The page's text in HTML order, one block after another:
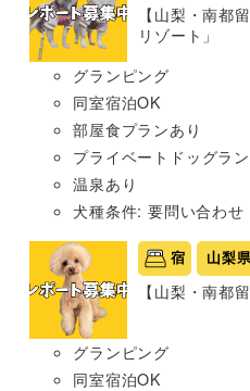
【山梨・南都
リゾート」
グランピング
同室宿泊OK
部屋食プランあり
プライベートドッグラ
温泉あり
犬種条件: 要問い合わせ
宿 山梨
【山梨・南都
グランピング
同室宿泊OK